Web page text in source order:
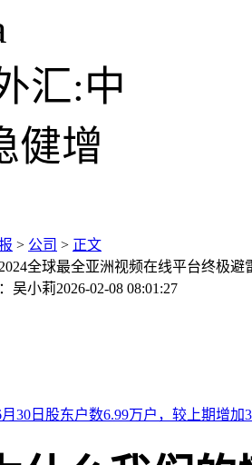
> 公司 > 正文
全球最全亚洲视频在线平台终极避
吴小莉2026-02-08 08:01:27